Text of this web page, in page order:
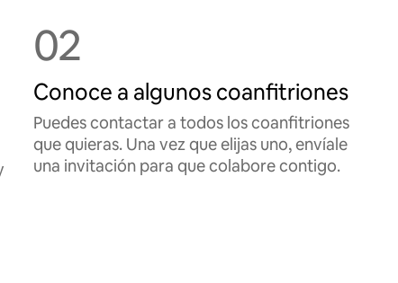
02
Conoce a algunos coanfitriones
Puedes contactar a todos los coanfitriones
que quieras. Una vez que elijas uno, envíale
una invitación para que colabore contigo.